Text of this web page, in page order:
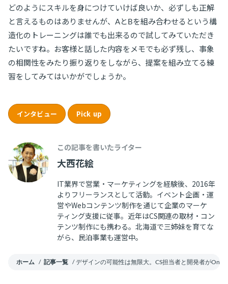
どのようにスキルを身につけていけば良いか、必ずしも正解
と言えるものはありませんが、AとBを組み合わせるという構
造化のトレーニングは誰でも出来るので試してみていただき
たいですね。お客様と話した内容をメモでも必ず残し、事象
の相関性をみたり振り返りをしながら、提案を組み立てる練
習をしてみてはいかがでしょうか。
インタビュー Pick up
この記事を書いたライター
大西花絵
IT業界で営業・マーケティングを経験後、2016年
よりフリーランスとして活動。イベント企画・運
営やWebコンテンツ制作を通じて企業のマーケ
ティング支援に従事。近年はCS関連の取材・コン
テンツ制作にも携わる。北海道で三姉妹を育てな
がら、民泊事業も運営中。
ホーム / 記事一覧 /デザインの可能性は無限大。CS担当者と開発者がOne